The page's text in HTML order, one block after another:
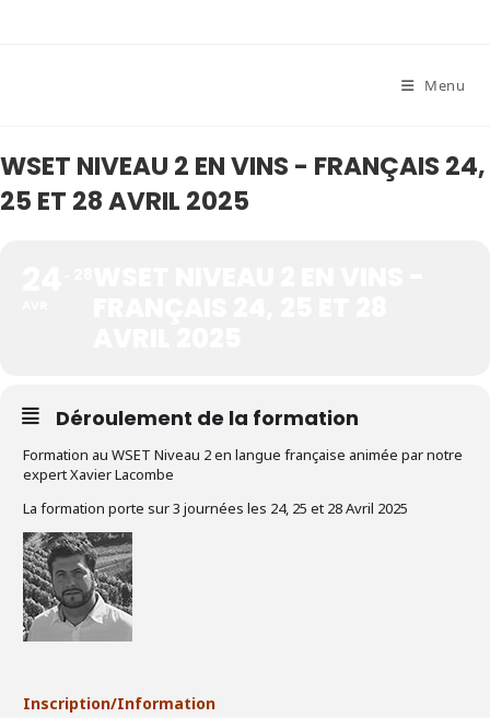
Menu
WSET NIVEAU 2 EN VINS - FRANÇAIS 24,
25 ET 28 AVRIL 2025
Déroulement de la formation
Formation au WSET Niveau 2 en langue française animée par notre
expert Xavier Lacombe
La formation porte sur 3 journées les 24, 25 et 28 Avril 2025
Inscription/Information